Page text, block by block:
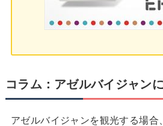
コラム：アゼルバイジャン
アゼルバイジャンを観光する場合